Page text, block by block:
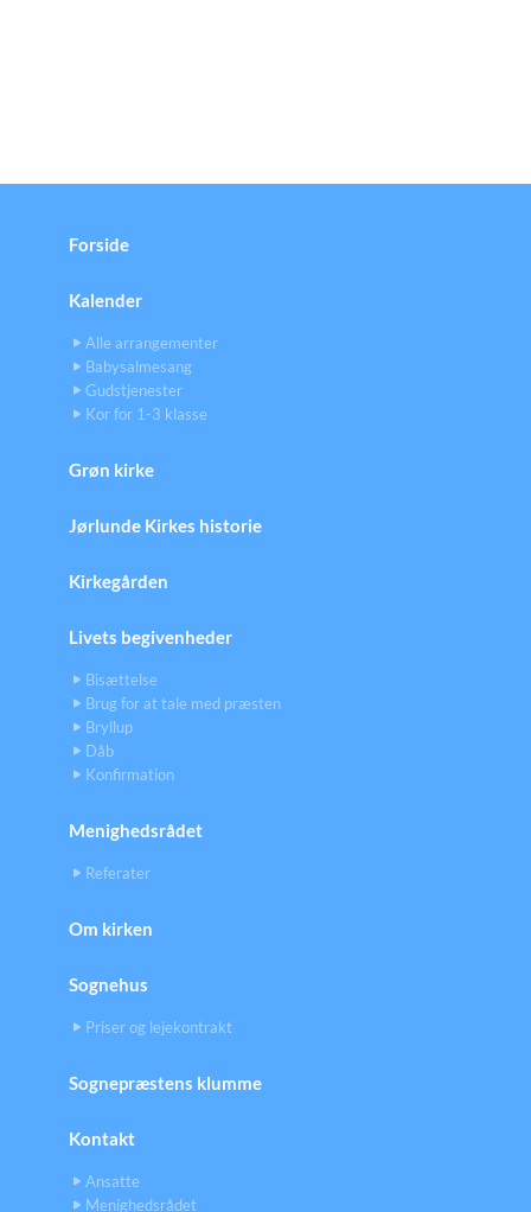
Forside
Kalender
Alle arrangementer
Babysalmesang
Gudstjenester
Kor for 1-3 klasse
Grøn kirke
Jørlunde Kirkes historie
Kirkegården
Livets begivenheder
Bisættelse
Brug for at tale med præsten
Bryllup
Dåb
Konfirmation
Menighedsrådet
Referater
Om kirken
Sognehus
Priser og lejekontrakt
Sognepræstens klumme
Kontakt
Ansatte
Menighedsrådet